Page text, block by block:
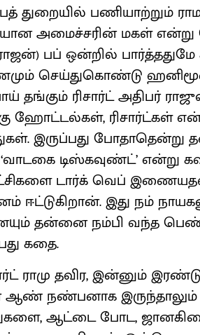
துறையில் பணியாற்றும்
அமைச்சரின் மகள்
பப் ஒன்றில்
செய்துகொண்டு
ரிசார்ட் அதிபர்
ரிசார்ட்கள்
இருப்பது போதாதென்று
டிஸ்கவுண்ட்’ என்று
டார்க் வெப்
ஈட்டுகிறான். இது நம்
தன்னை நம்பி வந்த
கதை.
ராமு தவிர, இன்னும்
ஆண் நண்பனாக இருந்தாலும்
ஆட்டை போட, ஜானகியை